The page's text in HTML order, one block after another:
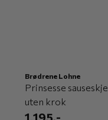
Brødrene Lohne
Prinsesse sauseskje
uten krok
1.195,-